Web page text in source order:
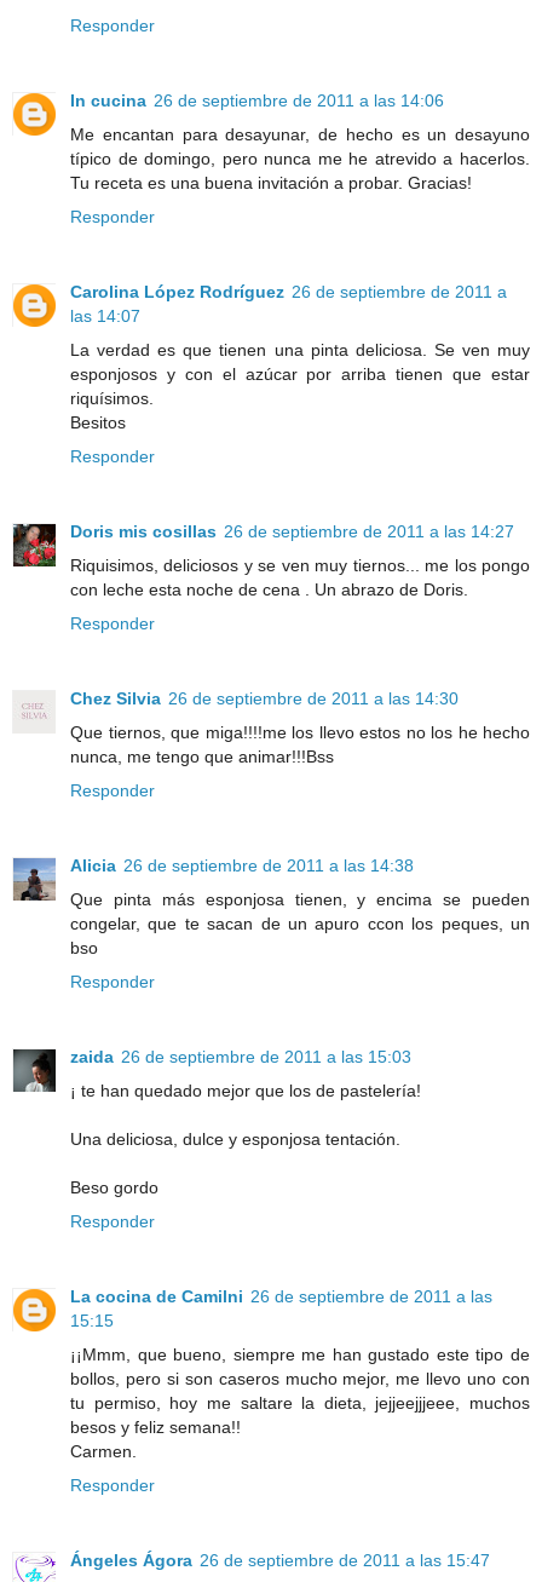
Responder
In cucina 26 de septiembre de 2011 a las 14:06
Me encantan para desayunar, de hecho es un desayuno
típico de domingo, pero nunca me he atrevido a hacerlos.
Tu receta es una buena invitación a probar. Gracias!
Responder
Carolina López Rodríguez 26 de septiembre de 2011 a
las 14:07
La verdad es que tienen una pinta deliciosa. Se ven muy
esponjosos y con el azúcar por arriba tienen que estar
riquísimos.
Besitos
Responder
Doris mis cosillas 26 de septiembre de 2011 a las 14:27
Riquisimos, deliciosos y se ven muy tiernos... me los pongo
con leche esta noche de cena . Un abrazo de Doris.
Responder
Chez Silvia 26 de septiembre de 2011 a las 14:30
Que tiernos, que miga!!!!me los llevo estos no los he hecho
nunca, me tengo que animar!!!Bss
Responder
Alicia 26 de septiembre de 2011 a las 14:38
Que pinta más esponjosa tienen, y encima se pueden
congelar, que te sacan de un apuro ccon los peques, un
bso
Responder
zaida 26 de septiembre de 2011 a las 15:03
¡ te han quedado mejor que los de pastelería!
Una deliciosa, dulce y esponjosa tentación.
Beso gordo
Responder
La cocina de Camilni 26 de septiembre de 2011 a las
15:15
¡¡Mmm, que bueno, siempre me han gustado este tipo de
bollos, pero si son caseros mucho mejor, me llevo uno con
tu permiso, hoy me saltare la dieta, jejjeejjjeee, muchos
besos y feliz semana!!
Carmen.
Responder
Ángeles Ágora 26 de septiembre de 2011 a las 15:47